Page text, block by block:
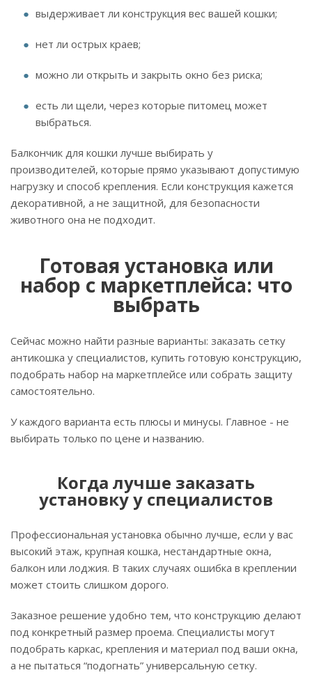
выдерживает ли конструкция вес вашей кошки;
нет ли острых краев;
можно ли открыть и закрыть окно без риска;
есть ли щели, через которые питомец может
выбраться.
Балкончик для кошки лучше выбирать у
производителей, которые прямо указывают допустимую
нагрузку и способ крепления. Если конструкция кажется
декоративной, а не защитной, для безопасности
животного она не подходит.
Готовая установка или
набор с маркетплейса: что
выбрать
Сейчас можно найти разные варианты: заказать сетку
антикошка у специалистов, купить готовую конструкцию,
подобрать набор на маркетплейсе или собрать защиту
самостоятельно.
У каждого варианта есть плюсы и минусы. Главное - не
выбирать только по цене и названию.
Когда лучше заказать
установку у специалистов
Профессиональная установка обычно лучше, если у вас
высокий этаж, крупная кошка, нестандартные окна,
балкон или лоджия. В таких случаях ошибка в креплении
может стоить слишком дорого.
Заказное решение удобно тем, что конструкцию делают
под конкретный размер проема. Специалисты могут
подобрать каркас, крепления и материал под ваши окна,
а не пытаться “подогнать” универсальную сетку.